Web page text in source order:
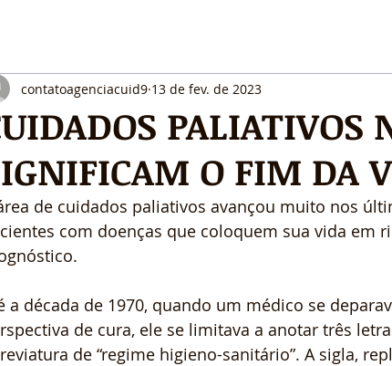
PALIATIVOS
O FIM DA
contatoagenciacuid9 13 de fev. de 2023
de cuidados paliativos avançou muito nos
com doenças que coloquem sua vida em
a década de 1970, quando um médico se
de cura, ele se limitava a anotar três
de “regime higieno-sanitário”. A sigla,